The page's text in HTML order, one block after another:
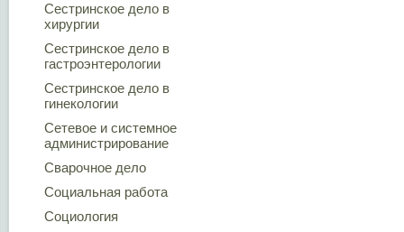
Сестринское дело в
хирургии
Сестринское дело в
гастроэнтерологии
Сестринское дело в
гинекологии
Сетевое и системное
администрирование
Сварочное дело
Социальная работа
Социология